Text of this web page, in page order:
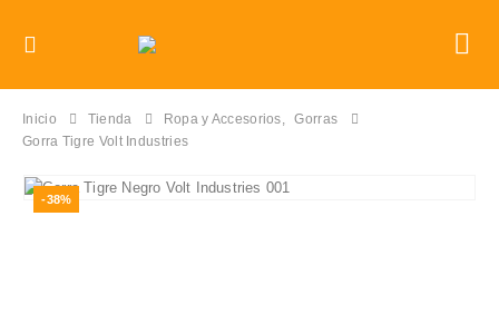
Inicio Tienda Ropa y Accesorios, Gorras
Gorra Tigre Volt Industries
-38%